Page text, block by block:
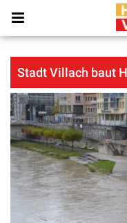
Stadt Villach baut